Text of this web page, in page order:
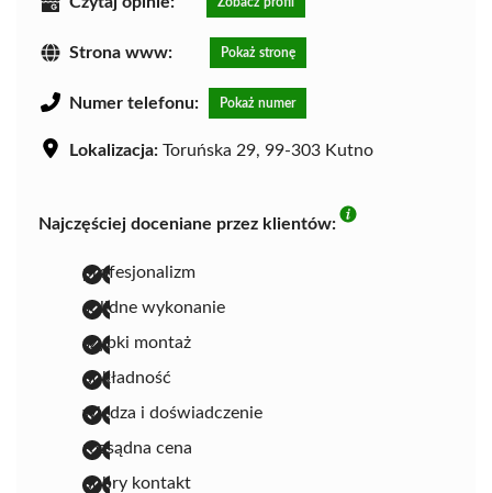
Strona www: Pokaż stronę
Numer telefonu: Pokaż numer
Lokalizacja: Toruńska 29, 99-303 Kutno
Najczęściej doceniane przez klientów:
profesjonalizm
solidne wykonanie
szybki montaż
dokładność
wiedza i doświadczenie
rozsądna cena
dobry kontakt